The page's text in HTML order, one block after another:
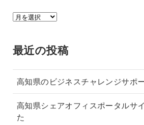
ア
イ
最近の投稿
高知県のビジネスチャレンジサポ
高知県シェアオフィスポータルサ
た